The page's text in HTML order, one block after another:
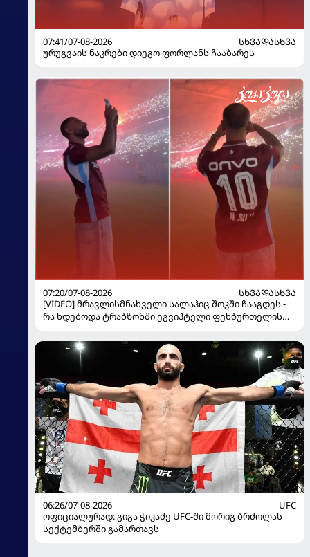
07:41/07-08-2026
ᲡᲮᲕᲐᲓᲐᲡᲮᲕᲐ
ურუგვაის ნაკრები დიეგო ფორლანს ჩააბარეს
07:20/07-08-2026
ᲡᲮᲕᲐᲓᲐᲡᲮᲕᲐ
[VIDEO] მრავლისმნახველი სალაჰიც შოკში ჩააგდეს -
რა ხდებოდა ტრაბზონში ეგვიპტელი ფეხბურთელის
06:26/07-08-2026
UFC
ოფიციალურად: გიგა ჭიკაძე UFC-ში მორიგ ბრძოლას
სექტემბერში გამართავს